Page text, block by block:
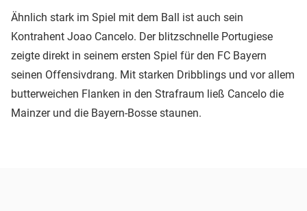
Ähnlich stark im Spiel mit dem Ball ist auch sein
Kontrahent Joao Cancelo. Der blitzschnelle Portugiese
zeigte direkt in seinem ersten Spiel für den FC Bayern
seinen Offensivdrang. Mit starken Dribblings und vor allem
butterweichen Flanken in den Strafraum ließ Cancelo die
Mainzer und die Bayern-Bosse staunen.